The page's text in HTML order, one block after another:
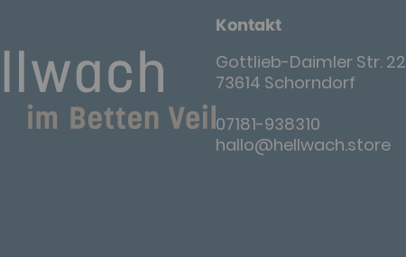
Kontakt
Gottlieb-Daimler Str. 22
73614 Schorndorf
07181-938310
hallo@hellwach.store